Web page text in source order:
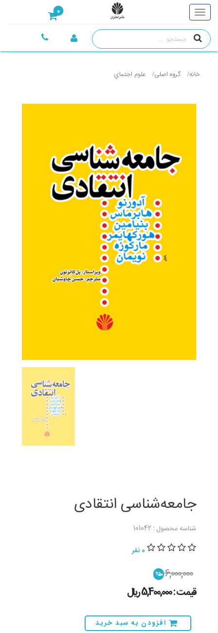
0
خانه گروه اصلی علوم اجتماي
جامعه‌شناسی انتقادی
شناسه محصول : 101042
0 نفر
6,000,000
%10
قیمت : 5,400,000 ريال
افزودن به سبد خرید